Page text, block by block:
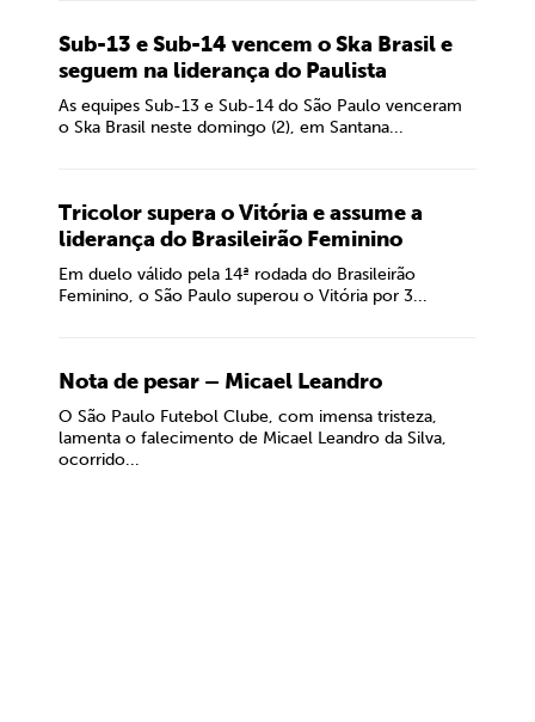
Sub-13 e Sub-14 vencem o Ska Brasil e
seguem na liderança do Paulista
As equipes Sub-13 e Sub-14 do São Paulo venceram
o Ska Brasil neste domingo (2), em Santana...
Tricolor supera o Vitória e assume a
liderança do Brasileirão Feminino
Em duelo válido pela 14ª rodada do Brasileirão
Feminino, o São Paulo superou o Vitória por 3...
Nota de pesar – Micael Leandro
O São Paulo Futebol Clube, com imensa tristeza,
lamenta o falecimento de Micael Leandro da Silva,
ocorrido...